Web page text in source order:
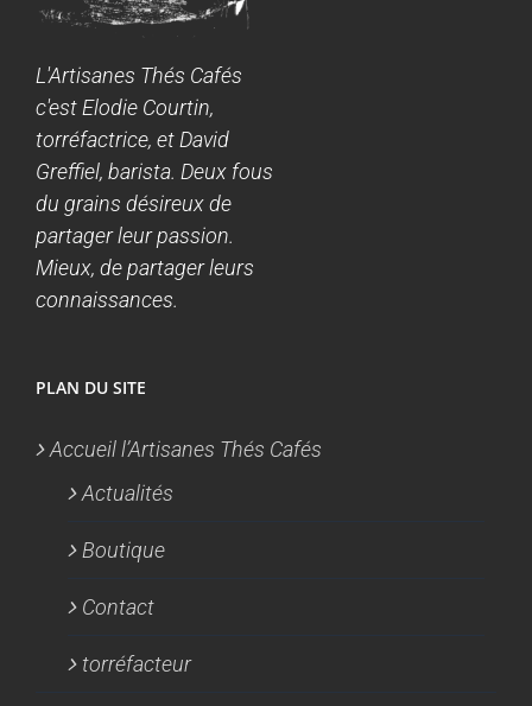
L'Artisanes Thés Cafés
c'est Elodie Courtin,
torréfactrice, et David
Greffiel, barista. Deux fous
du grains désireux de
partager leur passion.
Mieux, de partager leurs
connaissances.
PLAN DU SITE
Accueil l’Artisanes Thés Cafés
Actualités
Boutique
Contact
torréfacteur